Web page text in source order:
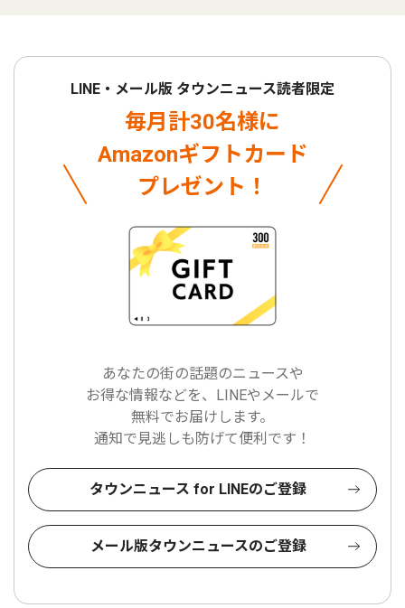
LINE・メール版 タウンニュース読者限定
毎月計30名様に
Amazonギフトカード
プレゼント！
あなたの街の話題のニュースや
お得な情報などを、LINEやメールで
無料でお届けします。
通知で見逃しも防げて便利です！
タウンニュース for LINEのご登録
メール版タウンニュースのご登録